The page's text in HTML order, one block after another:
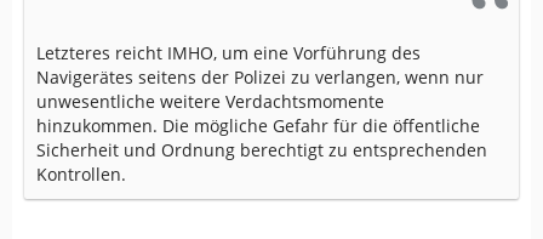
Letzteres reicht IMHO, um eine Vorführung des
Navigerätes seitens der Polizei zu verlangen, wenn nur
unwesentliche weitere Verdachtsmomente
hinzukommen. Die mögliche Gefahr für die öffentliche
Sicherheit und Ordnung berechtigt zu entsprechenden
Kontrollen.